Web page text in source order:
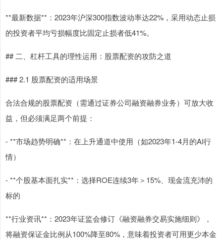
**最新数据**：2023年沪深300指数波动率达22%，采用动态止损
的投资者平均亏损幅度比固定止损者低41%。
## 二、杠杆工具的理性运用：股票配资的攻防之道
### 2.1 股票配资的适用场景
合法合规的股票配资（需通过证券公司融资融券业务）可放大收
益，但必须满足两个前提：
- **市场趋势明确**：在上升通道中使用（如2023年1-4月的AI行
情）
- **个股基本面扎实**：选择ROE连续3年＞15%、现金流充沛的
标的
**行业资讯**：2023年证监会修订《融资融券交易实施细则》，
将融资保证金比例从100%降至80%，意味着投资者可用更少本金